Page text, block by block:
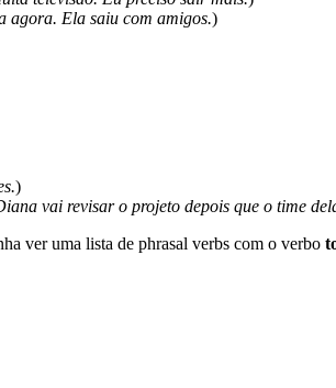
agora. Ela saiu com amigos.)
)
vai revisar o projeto depois que o time
ver uma lista de phrasal verbs com o verbo